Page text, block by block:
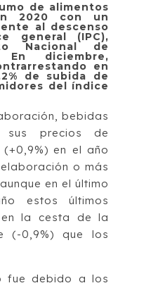
de alimentos
2020 con un
al descenso
general (IPC),
Nacional de
En diciembre,
en
de subida de
del índice
bebidas
sus precios de
en el año
o más
en el último
estos últimos
en la cesta de la
(-0,9%) que los
fue debido a los